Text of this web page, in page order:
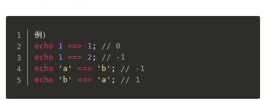
echo
1 <=> 1 ;
// 0
echo
1 <=> 2 ;
// -1
echo
'a' <=> 'b' ;
// -1
echo
'b' <=> 'a' ; // 1